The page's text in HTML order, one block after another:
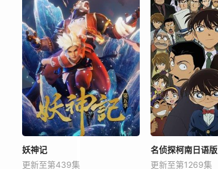
妖神记
更新至第439集
名侦探柯南日语版
更新至第1269集